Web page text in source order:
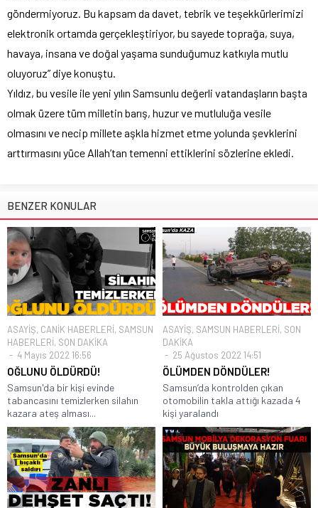
göndermiyoruz. Bu kapsam da davet, tebrik ve teşekkürlerimizi
elektronik ortamda gerçekleştiriyor, bu sayede toprağa, suya,
havaya, insana ve doğal yaşama sunduğumuz katkıyla mutlu
oluyoruz” diye konuştu.
Yıldız, bu vesile ile yeni yılın Samsunlu değerli vatandaşların başta
olmak üzere tüm milletin barış, huzur ve mutluluğa vesile
olmasını ve necip millete aşkla hizmet etme yolunda şevklerini
arttırmasını yüce Allah’tan temenni ettiklerini sözlerine ekledi.
BENZER KONULAR
ASAYİŞ, CANİK HABERLERİ, SAMSUN
HABERLERİ, SON DAKİKA
4 Mayıs 2022 16:56
OĞLUNU ÖLDÜRDÜ!
Samsun'da bir kişi evinde
tabancasını temizlerken silahın
kazara ateş alması...
ASAYİŞ, SAMSUN HABERLERİ, SON
DAKİKA
25 Ağustos 2022 14:51
ÖLÜMDEN DÖNDÜLER!
Samsun’da kontrolden çıkan
otomobilin takla attığı kazada 4
kişi yaralandı